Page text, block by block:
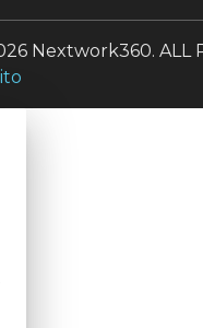
Nextwork360. ALL